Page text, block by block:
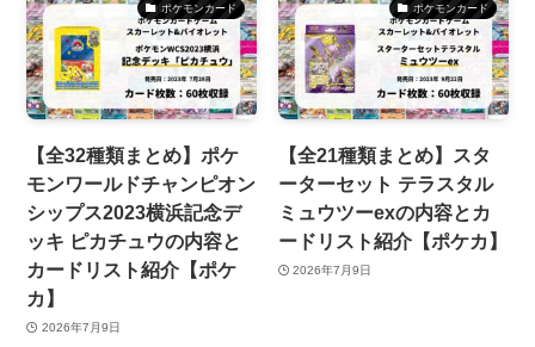
ポケモンカード
【全32種類まとめ】ポケ
モンワールドチャンピオン
シップス2023横浜記念デ
ッキ ピカチュウの内容と
カードリスト紹介【ポケ
カ】
2026年7月9日
ポケモンカード
【全21種類まとめ】スタ
ーターセット テラスタル
ミュウツーexの内容とカ
ードリスト紹介【ポケカ】
2026年7月9日